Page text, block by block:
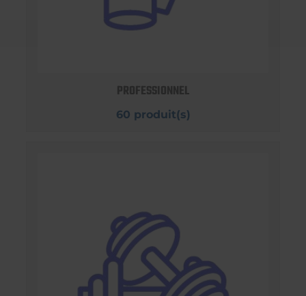
PROFESSIONNEL
60 produit(s)